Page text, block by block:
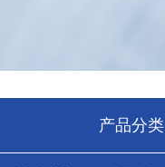
产品分类